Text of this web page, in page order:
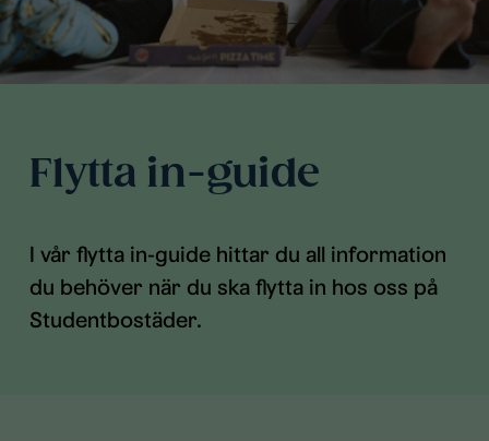
Flytta in-guide
I vår flytta in-guide hittar du all information
du behöver när du ska flytta in hos oss på
Studentbostäder.